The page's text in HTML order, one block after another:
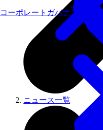
コーポレートガバナンス
ニュース一覧